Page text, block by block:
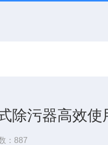
除污器高效使
：887